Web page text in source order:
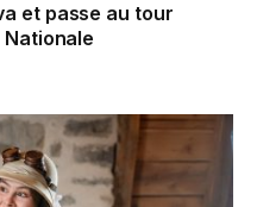
et passe au tour
Nationale